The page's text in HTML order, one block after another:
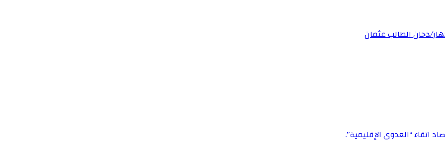
دحان الطالب عثمان
اتقاء “العدوى الإقليمية”.